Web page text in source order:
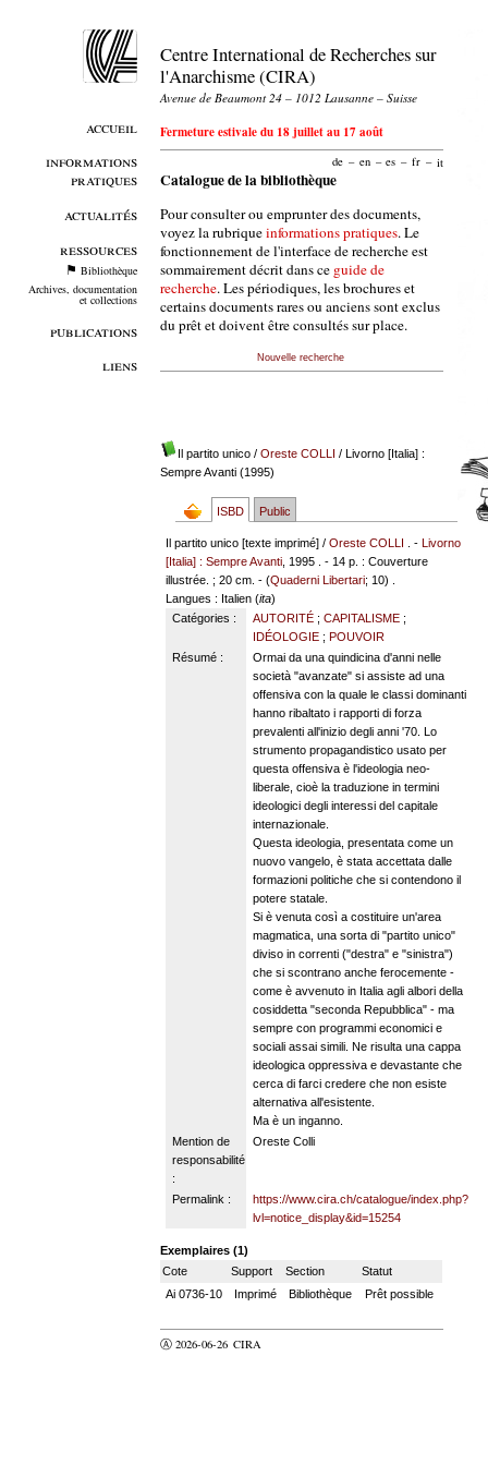
accueil
informations
pratiques
actualités
ressources
Bibliothèque
Archives, documentation
et collections
publications
liens
Centre International de Recherches sur
l'Anarchisme (CIRA)
Avenue de Beaumont 24 – 1012 Lausanne – Suisse
Fermeture estivale du 18 juillet au 17 août
de – en – es – fr – it
Catalogue de la bibliothèque
Pour consulter ou emprunter des documents,
voyez la rubriqueinformations pratiques. Le
fonctionnement de l'interface de recherche est
sommairement décrit dans ce guide de
recherche. Les périodiques, les brochures et
certains documents rares ou anciens sont exclus
du prêt et doivent être consultés sur place.
Nouvelle recherche
Il partito unico/ Oreste COLLI / Livorno [Italia] :
Sempre Avanti (1995)
ISBD Public
Il partito unico [texte imprimé] /Oreste COLLI . -Livorno
[Italia] : Sempre Avanti , 1995 . - 14 p. : Couverture
illustrée. ; 20 cm. - (Quaderni Libertari; 10) .
Langues : Italien (ita)
Catégories :
AUTORITÉ; CAPITALISME;
IDÉOLOGIE; POUVOIR
Résumé :
Ormai da una quindicina d'anni nelle
società "avanzate" si assiste ad una
offensiva con la quale le classi dominanti
hanno ribaltato i rapporti di forza
prevalenti all'inizio degli anni '70. Lo
strumento propagandistico usato per
questa offensiva è l'ideologia neo-
liberale, cioè la traduzione in termini
ideologici degli interessi del capitale
internazionale.
Questa ideologia, presentata come un
nuovo vangelo, è stata accettata dalle
formazioni politiche che si contendono il
potere statale.
Si è venuta così a costituire un'area
magmatica, una sorta di "partito unico"
diviso in correnti ("destra" e "sinistra")
che si scontrano anche ferocemente -
come è avvenuto in Italia agli albori della
cosiddetta "seconda Repubblica" - ma
sempre con programmi economici e
sociali assai simili. Ne risulta una cappa
ideologica oppressiva e devastante che
cerca di farci credere che non esiste
alternativa all'esistente.
Ma è un inganno.
Mention de
responsabilité
:
Oreste Colli
Permalink :
https://www.cira.ch/catalogue/index.php?
lvl=notice_display&id=15254
Exemplaires (1)
Cote
Support Section
Statut
Ai 0736-10
Imprimé Bibliothèque Prêt possible
Ⓐ 2026-06-26 CIRA